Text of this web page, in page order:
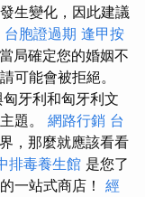
生變化，因此建議
台胞證過期 逢甲按
局確定您的婚姻不
可能會被拒絕。
匈牙利和匈牙利文
題。 網路行銷 台
，那麼就應該看看
排毒養生館 是您了
一站式商店！ 經